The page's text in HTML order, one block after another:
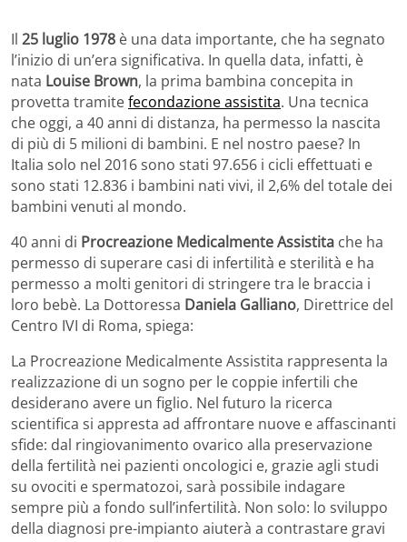
Il 25 luglio 1978 è una data importante, che ha segnato
l’inizio di un’era significativa. In quella data, infatti, è
nata Louise Brown, la prima bambina concepita in
provetta tramitefecondazione assistita. Una tecnica
che oggi, a 40 anni di distanza, ha permesso la nascita
di più di 5 milioni di bambini. E nel nostro paese? In
Italia solo nel 2016 sono stati 97.656 i cicli effettuati e
sono stati 12.836 i bambini nati vivi, il 2,6% del totale dei
bambini venuti al mondo.
40 anni di Procreazione MedicalmenteAssistita che ha
permesso di superare casi di infertilità e sterilità e ha
permesso a molti genitori di stringere tra le braccia i
loro bebè. La Dottoressa Daniela Galliano, Direttrice del
Centro IVI di Roma, spiega:
La Procreazione Medicalmente Assistita rappresenta la
realizzazione di un sogno per le coppie infertili che
desiderano avere un figlio. Nel futuro la ricerca
scientifica si appresta ad affrontare nuove e affascinanti
sfide: dal ringiovanimento ovarico alla preservazione
della fertilità nei pazienti oncologici e, grazie agli studi
su ovociti e spermatozoi, sarà possibile indagare
sempre più a fondo sull’infertilità. Non solo: lo sviluppo
della diagnosi pre-impianto aiuterà a contrastare gravi